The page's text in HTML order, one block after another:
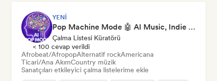
YENI
Pop Machine Mode 🤖 AI Music, Indie Pop & Dream Pop
Çalma Listesi Küratörü
< 100 cevap verildi
Afrobeat/AfropopAlternatif rockAmericana
Ticari/Ana AkımCountry müzik
Sanatçıları etkileyici çalma listelerime ekle